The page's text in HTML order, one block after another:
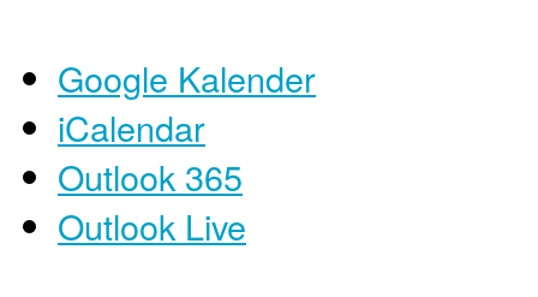
Google Kalender
iCalendar
Outlook 365
Outlook Live